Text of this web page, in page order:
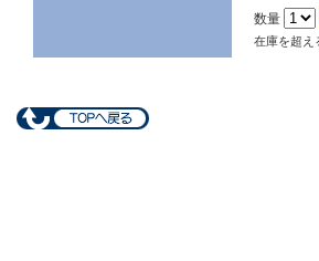
数量
在庫を超え